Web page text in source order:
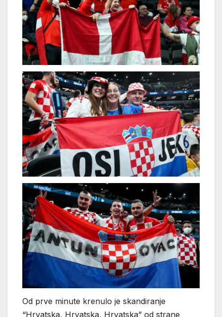
Od prve minute krenulo je skandiranje
“Hrvatska, Hrvatska, Hrvatska” od strane